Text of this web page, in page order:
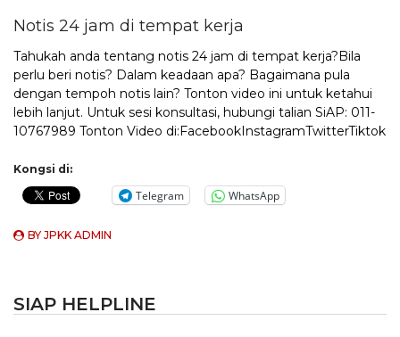
Notis 24 jam di tempat kerja
Tahukah anda tentang notis 24 jam di tempat kerja?Bila
perlu beri notis? Dalam keadaan apa? Bagaimana pula
dengan tempoh notis lain? Tonton video ini untuk ketahui
lebih lanjut. Untuk sesi konsultasi, hubungi talian SiAP: 011-
10767989 Tonton Video di:FacebookInstagramTwitterTiktok
Kongsi di:
Telegram WhatsApp
BYJPKK ADMIN
SIAP HELPLINE